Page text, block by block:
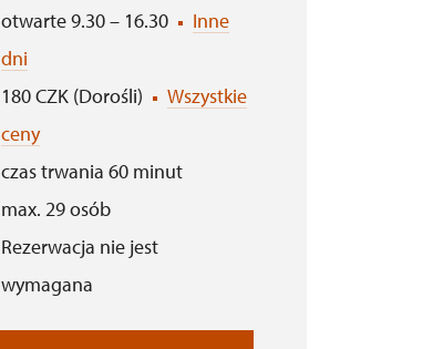
otwarte 9.30 – 16.30
Inne
dni
180 CZK (Dorośli)
Wszystkie
ceny
czas trwania 60 minut
max. 29 osób
Rezerwacja nie jest
wymagana